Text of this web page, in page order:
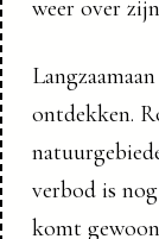
weer over
ontdekken.
verbod is
komt